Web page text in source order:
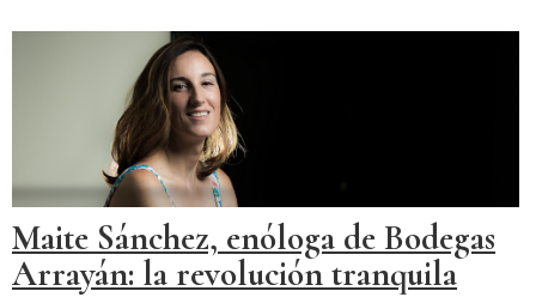
Maite Sánchez, enóloga de Bodegas
Arrayán: la revolución tranquila